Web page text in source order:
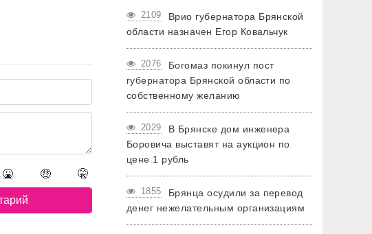
🤮 🤑 🤫
2109
Врио губернатора Брянской
области назначен Егор Ковальчук
2076
Богомаз покинул пост
губернатора Брянской области по
собственному желанию
2029
В Брянске дом инженера
Боровича выставят на аукцион по
цене 1 рубль
1855
Брянца осудили за перевод
денег нежелательным организациям